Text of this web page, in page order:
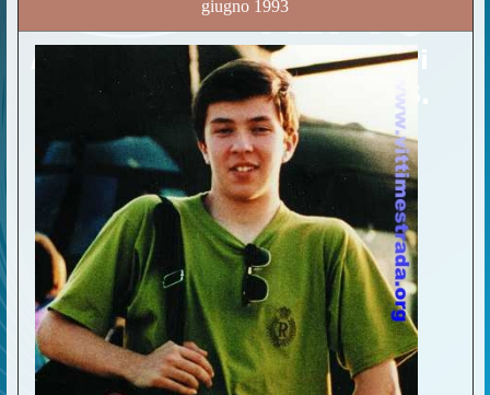
giugno 1993